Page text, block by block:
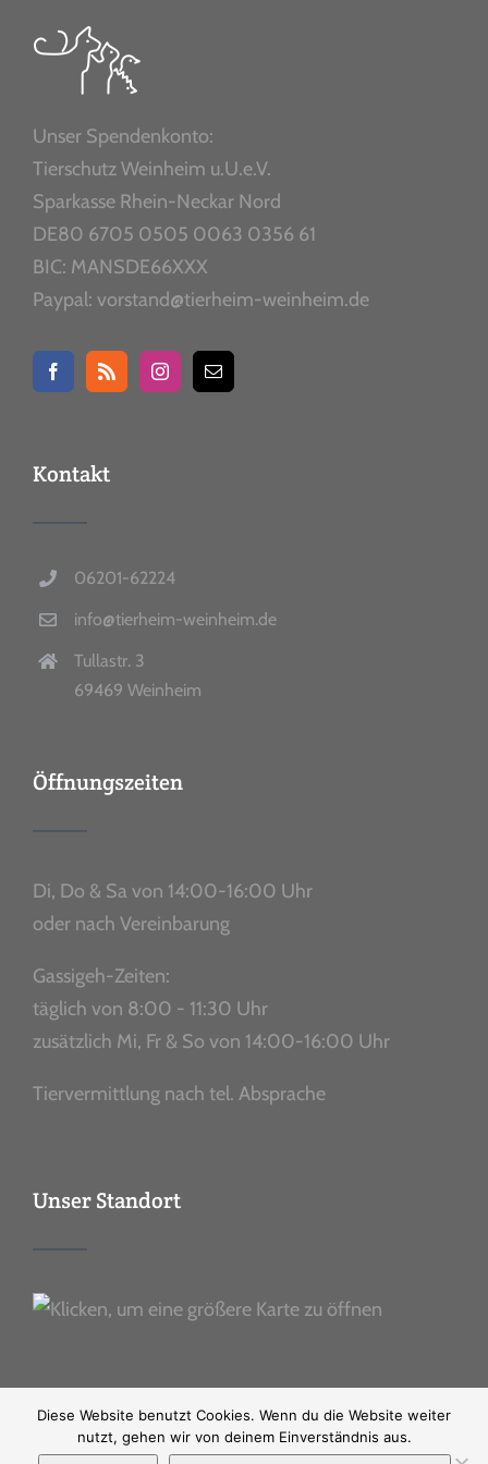
Unser Spendenkonto:
Tierschutz Weinheim u.U.e.V.
Sparkasse Rhein-Neckar Nord
DE80 6705 0505 0063 0356 61
BIC: MANSDE66XXX
Paypal: vorstand@tierheim-weinheim.de
Kontakt
06201-62224
info@tierheim-weinheim.de
Tullastr. 3
69469 Weinheim
Öffnungszeiten
Di, Do & Sa von 14:00-16:00 Uhr
oder nach Vereinbarung
Gassigeh-Zeiten:
täglich von 8:00 - 11:30 Uhr
zusätzlich Mi, Fr & So von 14:00-16:00 Uhr
Tiervermittlung nach tel. Absprache
Unser Standort
Diese Website benutzt Cookies. Wenn du die Website weiter
nutzt, gehen wir von deinem Einverständnis aus.